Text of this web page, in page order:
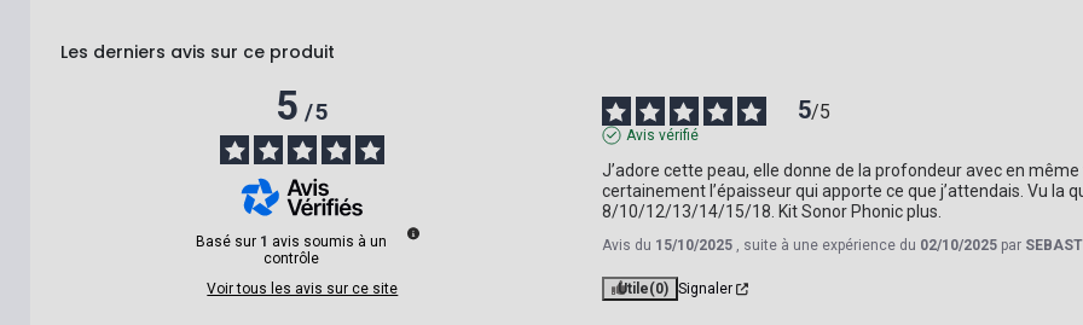
Les derniers avis sur ce produit
5/5
Basé sur 1 avis soumis à un
contrôle
Voir tous les avis sur ce site
5/5
Avis vérifié
J’adore cette peau, elle donne de la profondeur avec en
certainement l’épaisseur qui apporte ce que j’attendais. Vu la
8/10/12/13/14/15/18. Kit Sonor Phonic plus.
Avis du 15/10/2025 , suite à une expérience du 02/10/2025 par
Utile(0) Signaler